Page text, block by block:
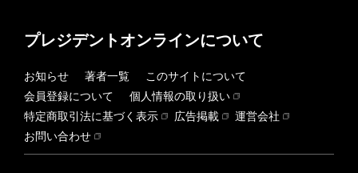
プレジデントオンラインについて
お知らせ 著者一覧
このサイトについて
会員登録について
個人情報の取り扱い
特定商取引法に基づく表示
広告掲載
運営会社
お問い合わせ